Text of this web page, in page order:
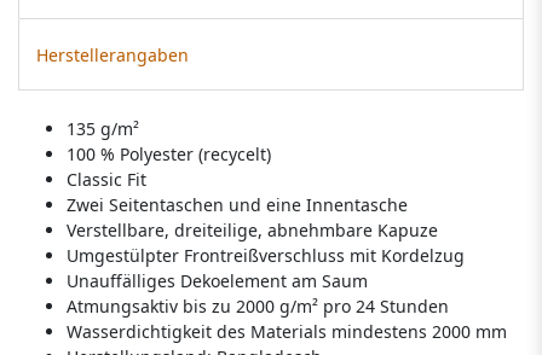
Herstellerangaben
135 g/m²
100 % Polyester (recycelt)
Classic Fit
Zwei Seitentaschen und eine Innentasche
Verstellbare, dreiteilige, abnehmbare Kapuze
Umgestülpter Frontreißverschluss mit Kordelzug
Unauffälliges Dekoelement am Saum
Atmungsaktiv bis zu 2000 g/m² pro 24 Stunden
Wasserdichtigkeit des Materials mindestens 2000 mm